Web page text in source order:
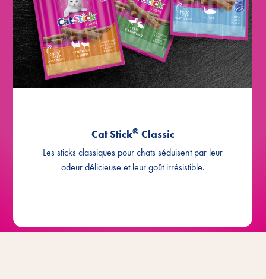
Cat Stick®Classic
Les sticks classiques pour chats séduisent par leur
odeur délicieuse et leur goût irrésistible.
Cat Stick
®
à la morue & au colin
Cat Stick
®
à la dinde & à l'agneau